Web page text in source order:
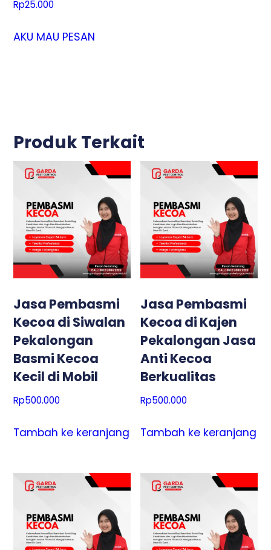
Rp25.000
AKU MAU PESAN
Produk Terkait
Jasa Pembasmi
Kecoa di Siwalan
Pekalongan
Basmi Kecoa
Kecil di Mobil
Rp500.000
Tambah ke keranjang
Jasa Pembasmi
Kecoa di Kajen
Pekalongan Jasa
Anti Kecoa
Berkualitas
Rp500.000
Tambah ke keranjang